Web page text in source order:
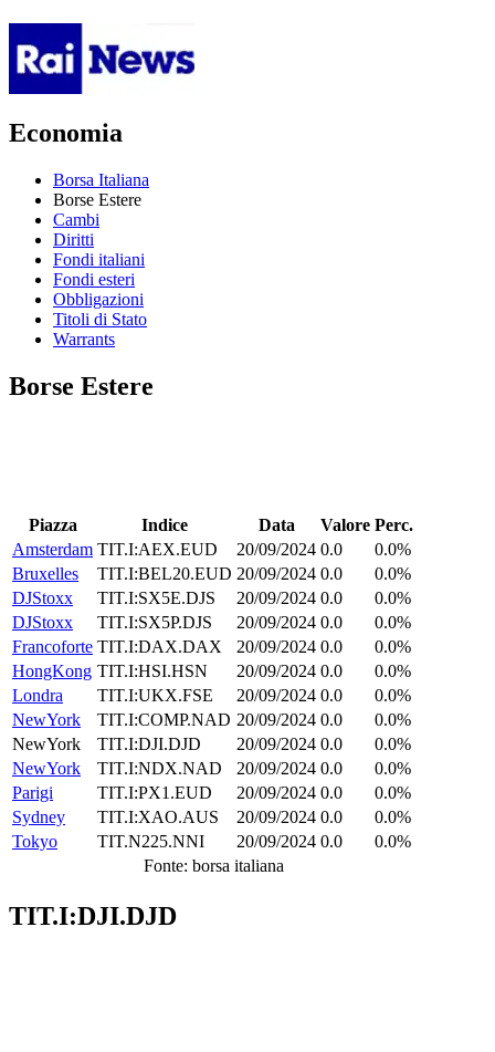
Economia
Borsa Italiana
Borse Estere
Cambi
Diritti
Fondi italiani
Fondi esteri
Obbligazioni
Titoli di Stato
Warrants
Borse Estere
Piazza Indice Data Valore Perc.
Amsterdam TIT.I:AEX.EUD 20/09/2024 0.0
0.0%
Bruxelles
TIT.I:BEL20.EUD 20/09/2024 0.0
0.0%
DJStoxx
TIT.I:SX5E.DJS 20/09/2024 0.0
0.0%
DJStoxx
TIT.I:SX5P.DJS 20/09/2024 0.0
0.0%
Francoforte TIT.I:DAX.DAX 20/09/2024 0.0
0.0%
HongKong TIT.I:HSI.HSN 20/09/2024 0.0
0.0%
Londra
TIT.I:UKX.FSE 20/09/2024 0.0
0.0%
NewYork
TIT.I:COMP.NAD 20/09/2024 0.0
0.0%
NewYork
TIT.I:DJI.DJD 20/09/2024 0.0
0.0%
NewYork
TIT.I:NDX.NAD 20/09/2024 0.0
0.0%
Parigi
TIT.I:PX1.EUD 20/09/2024 0.0
0.0%
Sydney
TIT.I:XAO.AUS 20/09/2024 0.0
0.0%
Tokyo
TIT.N225.NNI 20/09/2024 0.0
0.0%
Fonte: borsa italiana
TIT.I:DJI.DJD